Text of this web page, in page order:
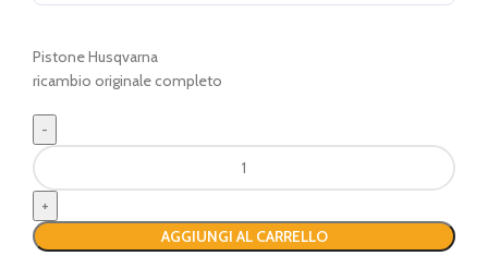
Pistone Husqvarna
ricambio originale completo
Pistone
completo
quantità
AGGIUNGI AL CARRELLO